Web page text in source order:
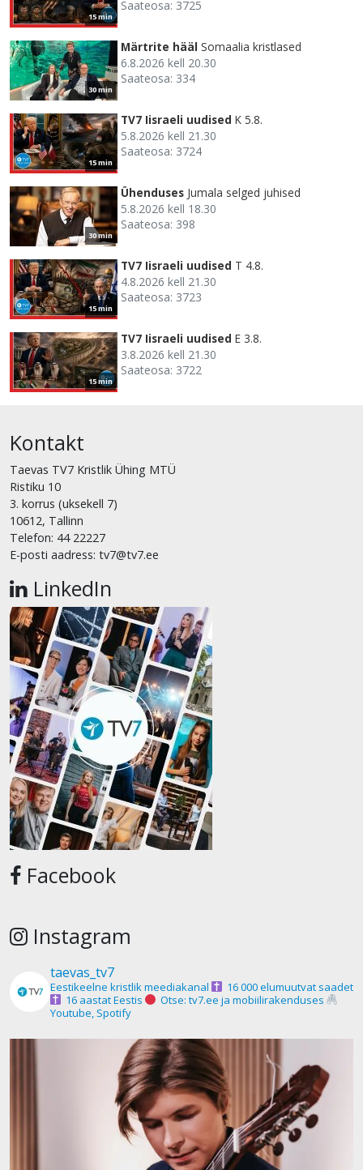
15 min
Saateosa: 3725
30 min
Märtrite hääl Somaalia kristlased
6.8.2026 kell 20.30
Saateosa: 334
15 min
TV7 Iisraeli uudised K 5.8.
5.8.2026 kell 21.30
Saateosa: 3724
30 min
Ühenduses Jumala selged juhised
5.8.2026 kell 18.30
Saateosa: 398
15 min
TV7 Iisraeli uudised T 4.8.
4.8.2026 kell 21.30
Saateosa: 3723
15 min
TV7 Iisraeli uudised E 3.8.
3.8.2026 kell 21.30
Saateosa: 3722
Kontakt
Taevas TV7 Kristlik Ühing MTÜ
Ristiku 10
3. korrus (uksekell 7)
10612, Tallinn
Telefon: 44 22227
E-posti aadress: tv7@tv7.ee
LinkedIn
Facebook
Instagram
taevas_tv7
Eestikeelne kristlik meediakanal
16 000 elumuutvat saadet
16 aastat Eestis
Otse: tv7.ee ja mobiilirakenduses
Youtube, Spotify